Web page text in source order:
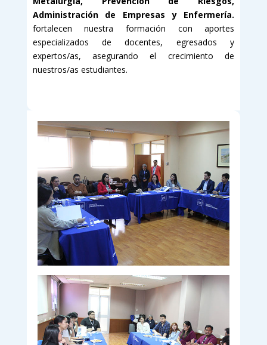
Administración de Empresas y Enfermería.
fortalecen nuestra formación con aportes
especializados de docentes, egresados y
expertos/as, asegurando el crecimiento de
nuestros/as estudiantes.